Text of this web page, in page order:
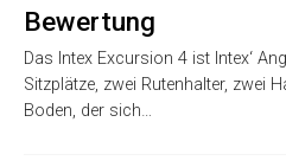
Bewertung
Das Intex Excursion 4 ist Intex‘
Sitzplätze, zwei Rutenhalter, zwei
Boden, der sich…